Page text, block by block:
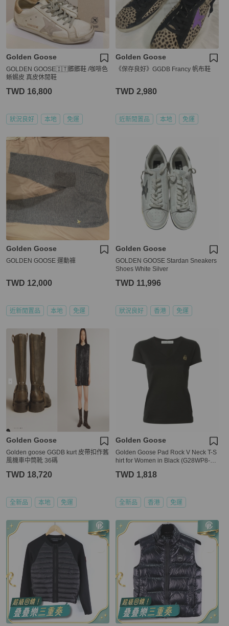
Golden Goose
GOLDEN GOOSE🇮🇹髒髒鞋 /咖啡色
蜥蜴皮 真皮休閒鞋
TWD 16,800
狀況良好 本地 免運
Golden Goose
《保存良好》GGDB Francy 帆布鞋
TWD 2,980
近新閒置品 本地 免運
Golden Goose
GOLDEN GOOSE 運動褲
TWD 12,000
近新閒置品 本地 免運
Golden Goose
GOLDEN GOOSE Stardan Sneakers
Shoes White Silver
TWD 11,996
狀況良好 香港 免運
Golden Goose
Golden goose GGDB kurt 皮帶扣作舊
風機車中筒靴 36碼
TWD 18,720
全新品 本地 免運
Golden Goose
Golden Goose Pad Rock V Neck T-S
hirt for Women in Black (G28WP8-3A
TWD 1,818
全新品 香港 免運